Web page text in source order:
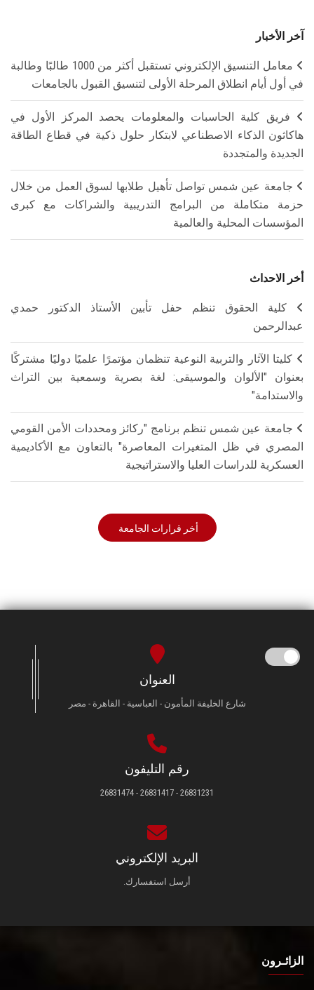
آخر الأخبار
معامل التنسيق الإلكتروني تستقبل أكثر من 1000 طالبًا وطالبة
في أول أيام انطلاق المرحلة الأولى لتنسيق القبول بالجامعات
فريق كلية الحاسبات والمعلومات يحصد المركز الأول في
هاكاثون الذكاء الاصطناعي لابتكار حلول ذكية في قطاع الطاقة
الجديدة والمتجددة
جامعة عين شمس تواصل تأهيل طلابها لسوق العمل من خلال
حزمة متكاملة من البرامج التدريبية والشراكات مع كبرى
المؤسسات المحلية والعالمية
أخر الاحداث
كلية الحقوق تنظم حفل تأبين الأستاذ الدكتور حمدي
عبدالرحمن
كليتا الآثار والتربية النوعية تنظمان مؤتمرًا علميًا دوليًا مشتركًا
بعنوان "الألوان والموسيقى: لغة بصرية وسمعية بين التراث
والاستدامة"
جامعة عين شمس تنظم برنامج "ركائز ومحددات الأمن القومي
المصري في ظل المتغيرات المعاصرة" بالتعاون مع الأكاديمية
العسكرية للدراسات العليا والاستراتيجية
أخر قرارات الجامعة
العنوان
شارع الخليفة المأمون - العباسية - القاهرة - مصر
رقم التليفون
26831231 - 26831417 - 26831474
البريد الإلكتروني
أرسل استفسارك.
الزائـرون